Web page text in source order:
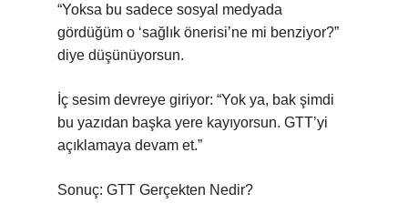
“Yoksa bu sadece sosyal medyada
gördüğüm o ‘sağlık önerisi’ne mi benziyor?”
diye düşünüyorsun.
İç sesim devreye giriyor: “Yok ya, bak şimdi
bu yazıdan başka yere kayıyorsun. GTT’yi
açıklamaya devam et.”
Sonuç: GTT Gerçekten Nedir?